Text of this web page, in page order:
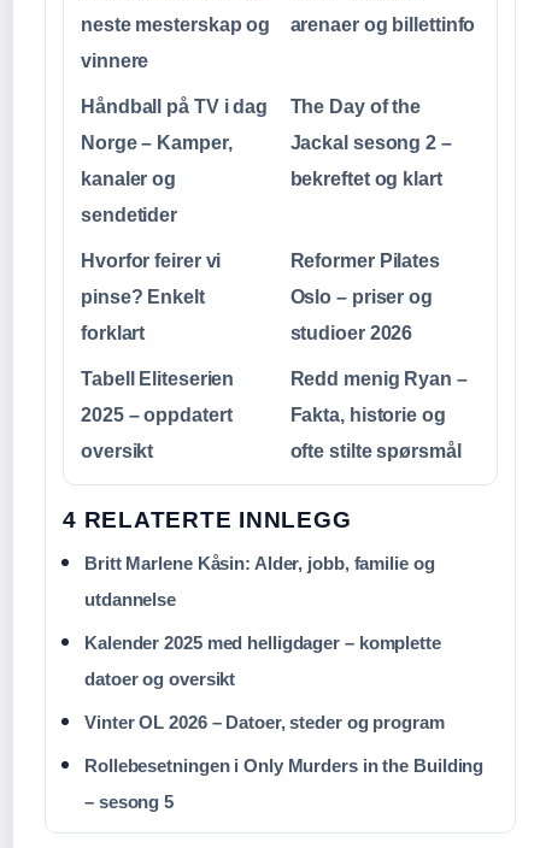
neste mesterskap og
vinnere
arenaer og billettinfo
Håndball på TV i dag
Norge – Kamper,
kanaler og
sendetider
The Day of the
Jackal sesong 2 –
bekreftet og klart
Hvorfor feirer vi
pinse? Enkelt
forklart
Reformer Pilates
Oslo – priser og
studioer 2026
Tabell Eliteserien
2025 – oppdatert
oversikt
Redd menig Ryan –
Fakta, historie og
ofte stilte spørsmål
4 RELATERTE INNLEGG
Britt Marlene Kåsin: Alder, jobb, familie og
utdannelse
Kalender 2025 med helligdager – komplette
datoer og oversikt
Vinter OL 2026 – Datoer, steder og program
Rollebesetningen i Only Murders in the Building
– sesong 5